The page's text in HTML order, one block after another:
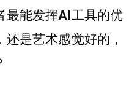
最能发挥AI工具的优
是艺术感觉好的，